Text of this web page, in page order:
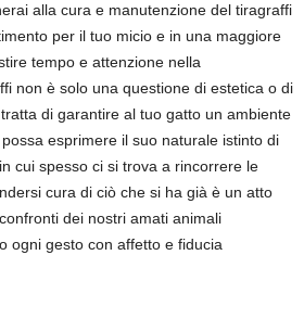
alla cura e manutenzione del tiragraffi
per il tuo micio e in una maggiore
tempo e attenzione nella
non è solo una questione di estetica o di
di garantire al tuo gatto un ambiente
esprimere il suo naturale istinto di
cui spesso ci si trova a rincorrere le
cura di ciò che si ha già è un atto
dei nostri amati animali
ogni gesto con affetto e fiducia